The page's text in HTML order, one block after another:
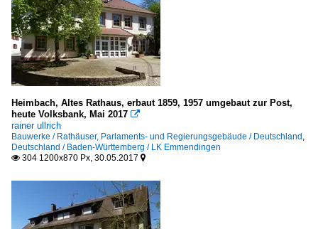
Heimbach, Altes Rathaus, erbaut 1859, 1957 umgebaut zur Post,
heute Volksbank, Mai 2017 
rainer ullrich
Bauwerke / Rathäuser, Parlaments- und Regierungsgebäude / Deutschland,
Deutschland / Baden-Württemberg / LK Emmendingen
 304 1200x870 Px, 30.05.2017 